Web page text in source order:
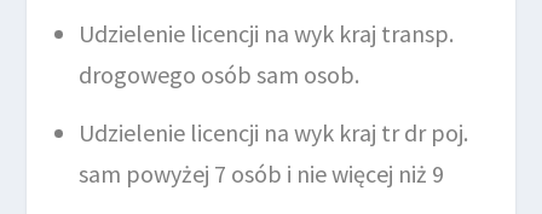
Udzielenie licencji na wyk kraj transp.
drogowego osób sam osob.
Udzielenie licencji na wyk kraj tr dr poj.
sam powyżej 7 osób i nie więcej niż 9